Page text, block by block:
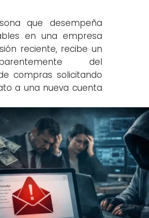
que desempeña
en una empresa
reciente, recibe un
del
compras solicitando
a una nueva cuenta